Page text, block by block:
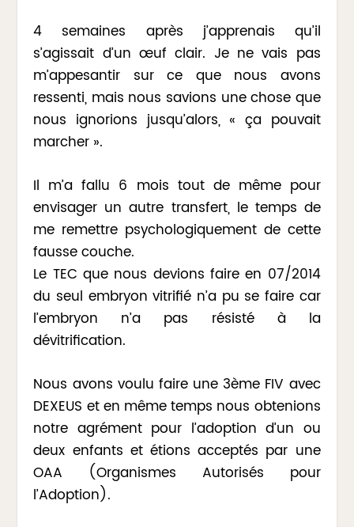
4 semaines après j’apprenais qu’il
s’agissait d’un œuf clair. Je ne vais pas
m’appesantir sur ce que nous avons
ressenti, mais nous savions une chose que
nous ignorions jusqu’alors, « ça pouvait
marcher ».
Il m’a fallu 6 mois tout de même pour
envisager un autre transfert, le temps de
me remettre psychologiquement de cette
fausse couche.
Le TEC que nous devions faire en 07/2014
du seul embryon vitrifié n’a pu se faire car
l’embryon n’a pas résisté à la
dévitrification.
Nous avons voulu faire une 3ème FIV avec
DEXEUS et en même temps nous obtenions
notre agrément pour l’adoption d’un ou
deux enfants et étions acceptés par une
OAA (Organismes Autorisés pour
l’Adoption).